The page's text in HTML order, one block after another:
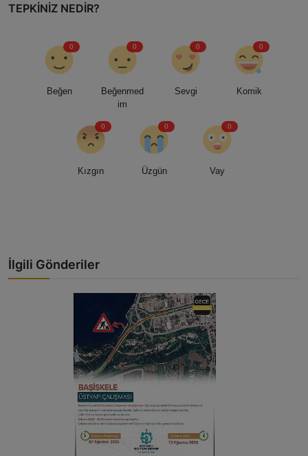
TEPKINIZ NEDIR?
Beğen
0
Beğenmed
im
0
Sevgi
0
Komik
0
Kızgın
0
Üzgün
0
Vay
0
İlgili Gönderiler